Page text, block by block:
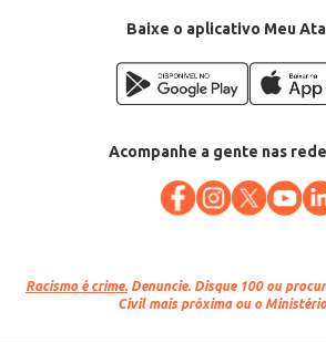
Baixe o aplicativo Meu
Acompanhe a gente nas
Racismo é crime. Denuncie. Disque 100 ou
Civil mais próxima ou o